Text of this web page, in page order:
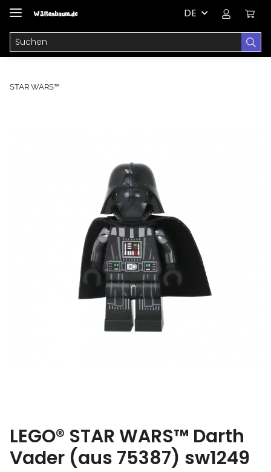
DE
STAR WARS™
LEGO® STAR WARS™ Darth
Vader (aus 75387) sw1249